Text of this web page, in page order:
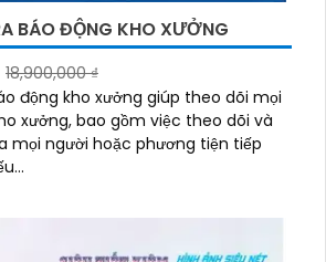
BÁO ĐỘNG KHO XƯỞNG
18,900,000 ₫
động kho xưởng giúp theo dõi mọi
xưởng, bao gồm việc theo dõi và
mọi người hoặc phương tiện tiếp
đó. Nếu...